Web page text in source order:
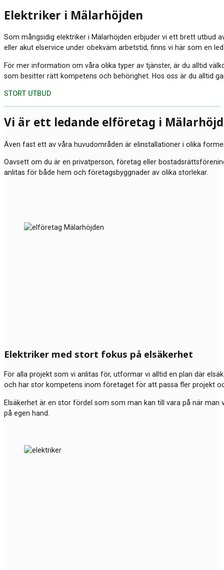
Elektriker i Mälarhöjden
Som mångsidig elektriker i Mälarhöjden erbjuder vi ett brett utbud
eller akut elservice under obekväm arbetstid, finns vi här som en
För mer information om våra olika typer av tjänster, är du alltid
som besitter rätt kompetens och behörighet. Hos oss är du alltid
STORT UTBUD
Vi är ett ledande elföretag i
Även fast ett av våra huvudområden är elinstallationer i olika
Oavsett om du är en privatperson, företag eller
anlitas för både hem och företagsbyggnader av olika storlekar.
Elektriker med stort fokus på elsäkerhet
För alla projekt som vi anlitas för, utformar vi alltid en plan där
och har stor kompetens inom företaget för att passa fler projekt
Elsäkerhet är en stor fördel som som man kan till vara på när
på egen hand.